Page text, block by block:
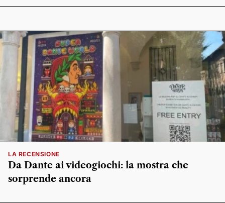
LA RECENSIONE
Da Dante ai videogiochi: la mostra che
sorprende ancora